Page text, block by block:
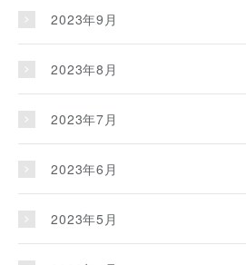
2023年9月
2023年8月
2023年7月
2023年6月
2023年5月